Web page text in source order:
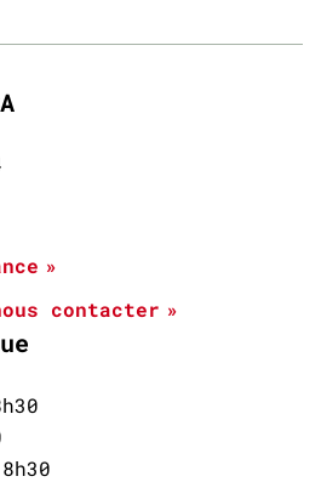
contacter